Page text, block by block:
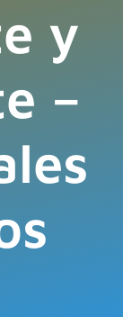
y
–